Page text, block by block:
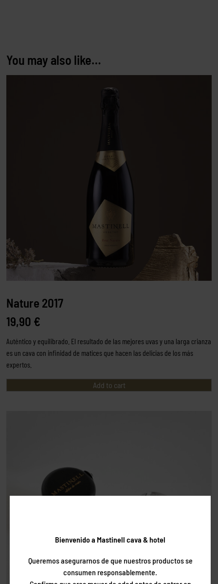
You may also like…
Nature 2017
19,90 €
Auténtico y equilibrado. El resultado de las mejores uvas y una larga crianza
es un cava con infinidad de matices que hacen las delicias de los más
expertos.
Add to cart
Bienvenido a Mastinell cava & hotel
Queremos asegurarnos de que nuestros productos se
consumen responsablemente.